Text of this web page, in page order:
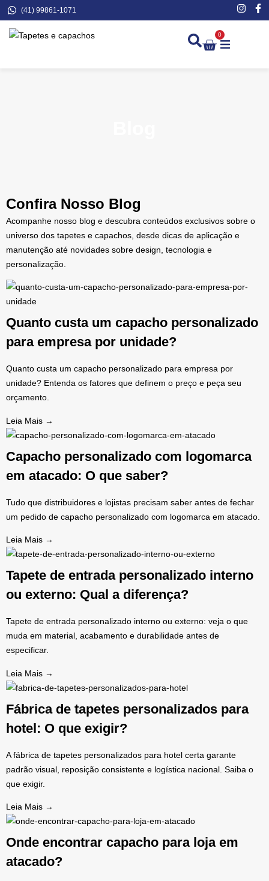
(41) 99861-1071
0
Confira Nosso Blog
Acompanhe nosso blog e descubra conteúdos exclusivos sobre o
universo dos tapetes e capachos, desde dicas de aplicação e
manutenção até novidades sobre design, tecnologia e
personalização.
Quanto custa um capacho personalizado
para empresa por unidade?
Quanto custa um capacho personalizado para empresa por
unidade? Entenda os fatores que definem o preço e peça seu
orçamento.
Leia Mais →
Capacho personalizado com logomarca
em atacado: O que saber?
Tudo que distribuidores e lojistas precisam saber antes de fechar
um pedido de capacho personalizado com logomarca em atacado.
Leia Mais →
Tapete de entrada personalizado interno
ou externo: Qual a diferença?
Tapete de entrada personalizado interno ou externo: veja o que
muda em material, acabamento e durabilidade antes de
especificar.
Leia Mais →
Fábrica de tapetes personalizados para
hotel: O que exigir?
A fábrica de tapetes personalizados para hotel certa garante
padrão visual, reposição consistente e logística nacional. Saiba o
que exigir.
Leia Mais →
Onde encontrar capacho para loja em
atacado?